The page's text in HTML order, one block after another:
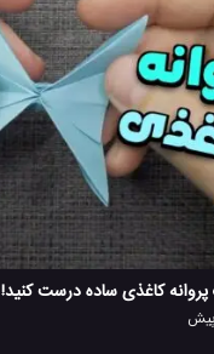
پروانه کاغذی ساده درست کنید!